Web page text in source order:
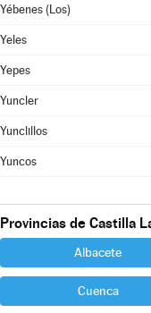
Yébenes (Los)
Yeles
Yepes
Yuncler
Yunclillos
Yuncos
Provincias de Castilla
Albacete
Cuenca